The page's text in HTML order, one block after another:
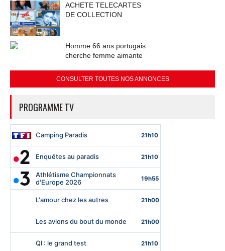
ACHETE TELECARTES
DE COLLECTION
Homme 66 ans portugais
cherche femme aimante
CONSULTER TOUTES NOS ANNONCES
PROGRAMME TV